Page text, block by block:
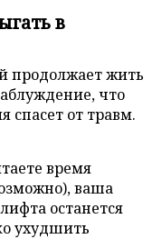
в
продолжает жить
что
спасет от травм.
время
ваша
останется
ухудшить